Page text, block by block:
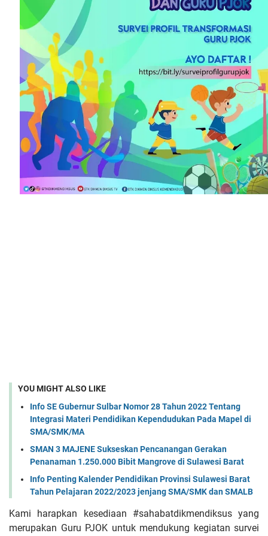
YOU MIGHT ALSO LIKE
Info SE Gubernur Sulbar Nomor 28 Tahun 2022 Tentang
Integrasi Materi Pendidikan Kependudukan Pada Mapel di
SMA/SMK/MA
SMAN 3 MAJENE Sukseskan Pencanangan Gerakan
Penanaman 1.250.000 Bibit Mangrove di Sulawesi Barat
Info Penting Kalender Pendidikan Provinsi Sulawesi Barat
Tahun Pelajaran 2022/2023 jenjang SMA/SMK dan SMALB
Kami harapkan kesediaan #sahabatdikmendiksus yang
merupakan Guru PJOK untuk mendukung kegiatan survei